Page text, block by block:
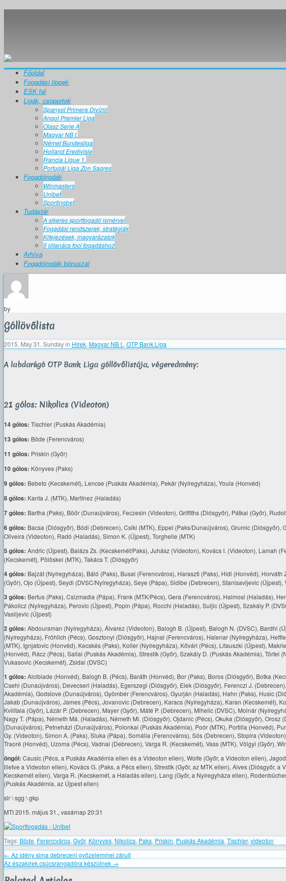
Főoldal
Fogadási tippek
ESK fal
Ligák, csoportok
Spanyol Primera Divízió
Angol Premier Liga
Olasz Serie A
Magyar NB I.
Német Bundesliga
Holland Eredivisie
Francia Ligue 1.
Portugál Liga Zon Sagres
Fogadóirodák
Winmasters
Unibet
Sportingbet
Tudástár
A sikeres sportfogadó ismérvei
Fogadási rendszerek, stratégiák
Kifejezések, magyarázatok
5 jótanács foci fogadáshoz
Arhíva
Fogadóirodák bónuszai
by
Góllövőlista
2015. May 31. Sundayin Hírek, Magyar NB I., OTP Bank Liga
A labdarúgó OTP Bank Liga góllövőlistája, végeredmény:
21 gólos: Nikolics (Videoton)
14 gólos: Tischler (Puskás Akadémia)
13 gólos: Böde (Ferencváros)
11 gólos: Priskin (Győr)
10 gólos: Könyves (Paks)
9 gólos: Bebeto (Kecskemét), Lencse (Puskás Akadémia), Pekár (Nyíregyháza), Youla (Honvéd)
8 gólos: Kanta J. (MTK), Martínez (Haladás)
7 gólos: Bartha (Paks), Böőr (Dunaújváros), Feczesin (Videoton), Griffiths (Diósgyőr), Pátkai (Győr),
6 gólos: Bacsa (Diósgyőr), Bódi (Debrecen), Csiki (MTK), Eppel (Paks/Dunaújváros), Grumic
Oliveira (Videoton), Radó (Haladás), Simon K. (Újpest), Torghelle (MTK)
5 gólos: Andric (Újpest), Balázs Zs. (Kecskemét/Paks), Juhász (Videoton), Kovács I. (Videoton), Lamah
(Kecskemét), Pölöskei (MTK), Takács T. (Diósgyőr)
4 gólos: Bajzát (Nyíregyháza), Báló (Paks), Busai (Ferencváros), Haraszti (Paks), Hidi (Honvéd),
(Győr), Ojo (Újpest), Seydi (DVSC/Nyíregyháza), Seye (Pápa), Sidibe (Debrecen), Stanisavljevic (Újpest),
3 gólos: Bertus (Paks), Csizmadia (Pápa), Frank (MTK/Pécs), Gera (Ferencváros), Halmosi (Haladás),
Pákolicz (Nyíregyháza), Perovic (Újpest), Popin (Pápa), Rocchi (Haladás), Suljic (Újpest), Szakály P.
Vasiljevic (Újpest)
2 gólos: Abdouraman (Nyíregyháza), Álvarez (Videoton), Balogh B. (Újpest), Balogh N. (DVSC), Bardhi
(Nyíregyháza), Fröhlich (Pécs), Gosztonyi (Diósgyőr), Hajnal (Ferencváros), Halenar (Nyíregyháza),
(MTK), Ignjatovic (Honvéd), Kecskés (Paks), Koller (Nyíregyháza), Kővári (Pécs), Litauszki (Újpest),
(Honvéd), Rácz (Pécs), Sallai (Puskás Akadémia), Strestík (Győr), Szakály D. (Puskás Akadémia),
Vukasovic (Kecskemét), Zsidai (DVSC)
1 gólos: Alcibiade (Honvéd), Balogh B. (Pécs), Baráth (Honvéd), Bor (Paks), Boros (Diósgyőr), Botka
Csehi (Dunaújváros), Devecseri (Haladás), Egerszegi (Diósgyőr), Elek (Diósgyőr), Ferenczi J.
Akadémia), Godslove (Dunaújváros), Gyömbér (Ferencváros), Gyurján (Haladás), Hahn (Paks), Husic
Jakab (Dunaújváros), James (Pécs), Jovanovic (Debrecen), Karacs (Nyíregyháza), Karan (Kecskemét),
Kvilitaia (Győr), Lázár P. (Debrecen), Mayer (Győr), Máté P. (Debrecen), Mihelic (DVSC), Molnár
Nagy T. (Pápa), Németh Má. (Haladás), Németh Mi. (Diósgyőr), Ojdanic (Pécs), Okuka (Diósgyőr),
(Dunaújváros), Petneházi (Dunaújváros), Polonkai (Puskás Akadémia), Poór (MTK), Portilla (Honvéd),
Gy. (Videoton), Simon A. (Paks), Sluka (Pápa), Somália (Ferencváros), Sós (Debrecen), Stopira
Traoré (Honvéd), Uzoma (Pécs), Vadnai (Debrecen), Varga R. (Kecskemét), Vass (MTK), Völgyi (Győr),
öngól: Causic (Pécs, a Puskás Akadémia ellen és a Videoton ellen), Wolfe (Győr, a Videoton ellen),
illetve a Videoton ellen), Kovács G. (Paks, a Pécs ellen), Strestík (Győr, az MTK ellen), Alves (Diósgyőr,
Kecskemét ellen), Varga R. (Kecskemét, a Haladás ellen), Lang (Győr, a Nyíregyháza ellen),
(Puskás Akadémia, az Újpest ellen)
slr \ sgg \ gkp
MTI 2015. május 31., vasárnap 20:31
Tags: Böde, Ferencváros, Győr, Könyves, Nikolics, Paks, Priskin, Puskás Akadémia, Tischler, videoton
← Az idény sima debreceni győzelemmel zárult
Az északírek csúcsrangadóra készülnek →